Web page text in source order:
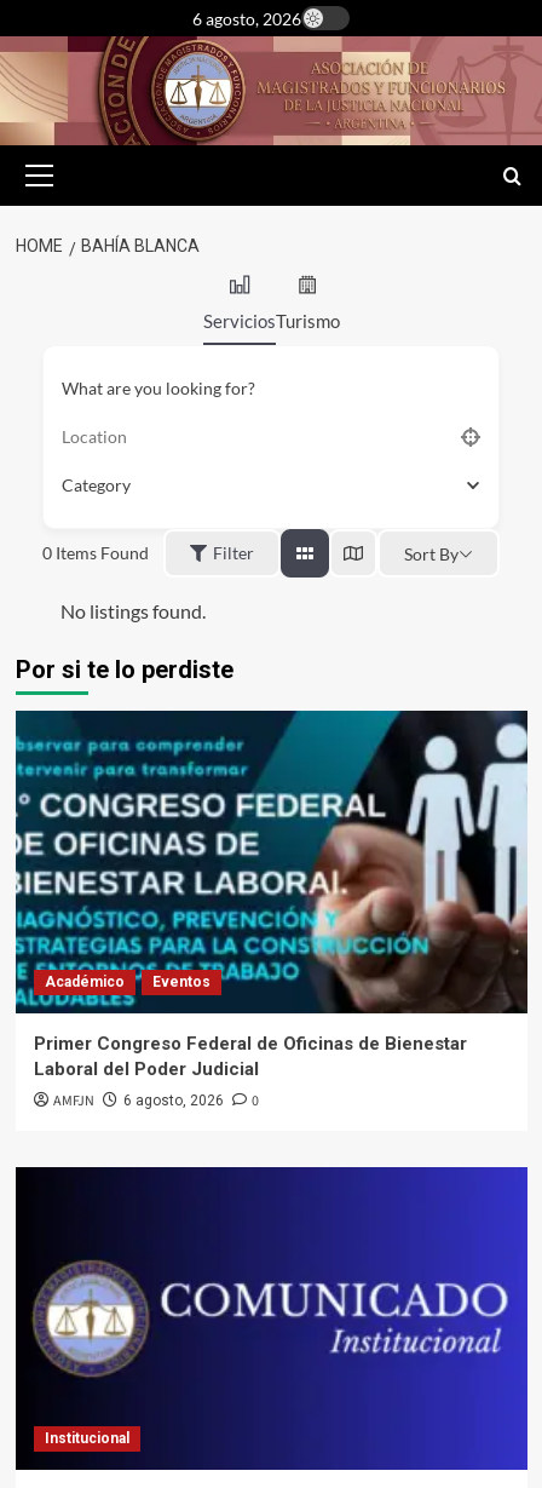
to
content
6 agosto, 2026
Menu
HOME BAHÍA BLANCA
ServiciosTurismo
What are you looking for?
Category
0 Items Found Filter Sort By
No listings found.
Por si te lo perdiste
Académico Eventos
Primer Congreso Federal de Oficinas de Bienestar
Laboral del Poder Judicial
AMFJN 6 agosto, 2026 0
Institucional